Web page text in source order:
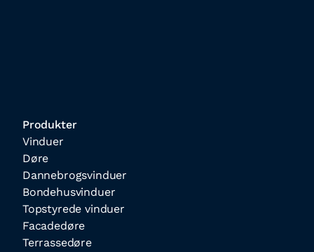
Produkter
Vinduer
Døre
Dannebrogsvinduer
Bondehusvinduer
Topstyrede vinduer
Facadedøre
Terrassedøre